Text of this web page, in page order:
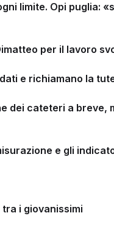
limite. Opi puglia:
per il lavoro
e richiamano la
dei cateteri a
e gli
tra i giovanissimi